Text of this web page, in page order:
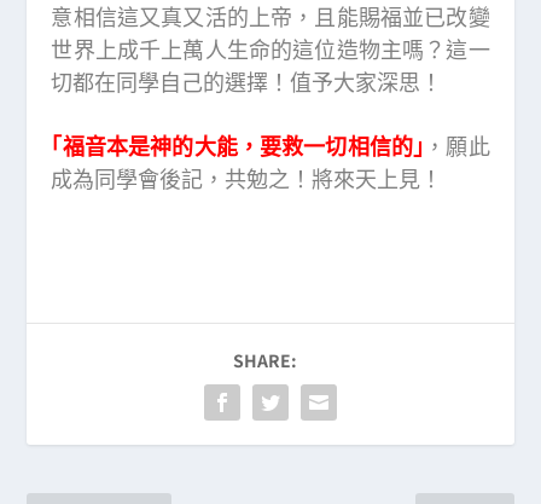
意相信這又真又活的上帝，且能賜福並已改變
世界上成千上萬人生命的這位造物主嗎？這一
切都在同學自己的選擇！值予大家深思！
｢福音本是神的大能，要救一切相信的｣ ，願此
成為同學會後記，共勉之！將來天上見！
SHARE: